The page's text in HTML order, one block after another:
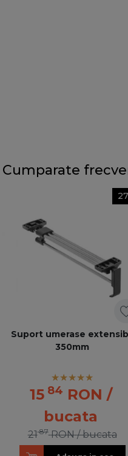
Cumparate
Suport umerase
350mm
15 84 RON /
bucata
2187 RON / bucata